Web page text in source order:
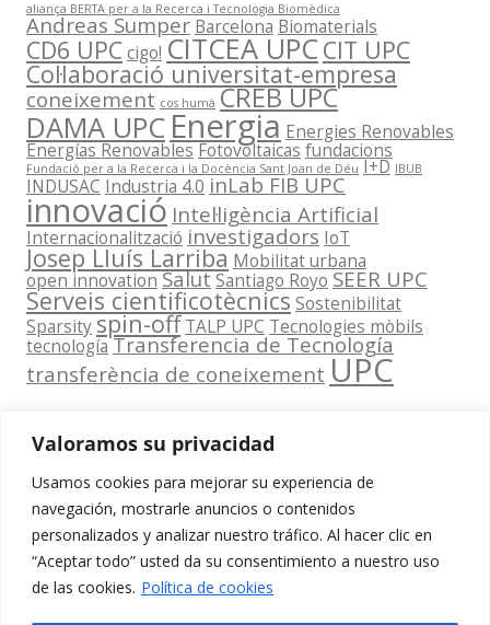
Valoramos su privacidad
Usamos cookies para mejorar su experiencia de
navegación, mostrarle anuncios o contenidos
personalizados y analizar nuestro tráfico. Al hacer clic en
“Aceptar todo” usted da su consentimiento a nuestro uso
de las cookies. Política de cookies
aliança BERTA per a la Recerca i Tecnologia Biomèdica
Andreas Sumper Barcelona Biomaterials
CD6 UPCcigo! CITCEA UPCCIT UPC
Col·laboració universitat-empresa
coneixement cos humà CREB UPC
DAMA UPC Energia Energies Renovables
Energías RenovablesFotovoltaicas fundacions
Fundació per a la Recerca i la Docència Sant Joan de Déu I+D IBUB
INDUSAC Industria 4.0 inLab FIB UPC
innovació Intel·ligència Artificial
Internacionalització investigadors IoT
Josep Lluís Larriba Mobilitat urbana
open innovation SalutSantiago Royo SEER UPC
Serveis cientificotècnics Sostenibilitat
Sparsityspin-off TALP UPC Tecnologies mòbils
tecnología Transferencia de Tecnología
transferència de coneixement UPC
Contacta
amb
nosaltres
Edifici
www.cit.upc.edu
Segueix-nos